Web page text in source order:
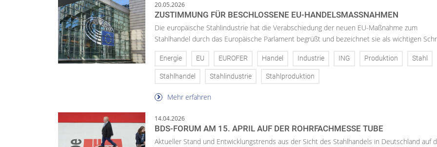
20.05.2026
ZUSTIMMUNG FÜR BESCHLOSSENE EU-HANDELSMASSNAHMEN
Die europäische Stahlindustrie hat die Verabschiedung der neuen EU-Maßnahme zum
Stahlhandel durch das Europäische Parlament begrüßt und bezeichnet sie als wichtigen
Energie EU EUROFER Handel Industrie ING Produktion Stahl
Stahlhandel Stahlindustrie Stahlproduktion
Mehr erfahren
14.04.2026
BDS-FORUM AM 15. APRIL AUF DER ROHRFACHMESSE TUBE
Aktueller Stand und Entwicklungstrends aus der Sicht des Stahlhandels in Deutschland auf